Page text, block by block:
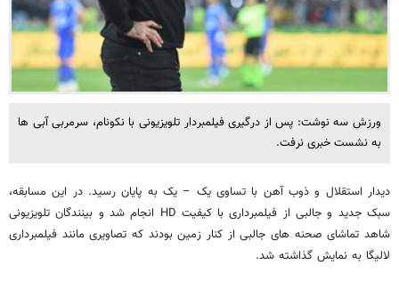
ورزش سه نوشت: پس از درگیری فیلمبردار تلویزیونی با نکونام، سرمربی آبی ها
به نشست خبری نرفت.
دیدار استقلال و ذوب آهن با تساوی یک – یک به پایان رسید. در این مسابقه،
سبک جدید و جالبی از فیلمبرداری با کیفیت HD انجام شد و بینندگان تلویزیونی
شاهد تماشای صحنه های جالبی از کنار زمین بودند که تصاویری مانند فیلمبرداری
لالیگا به نمایش گذاشته شد.